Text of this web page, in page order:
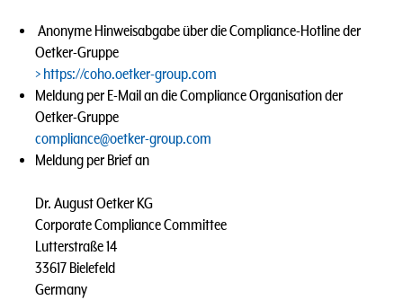
Anonyme Hinweisabgabe über die Compliance-Hotline der
Oetker-Gruppe
https://coho.oetker-group.com
Meldung per E-Mail an die Compliance Organisation der
Oetker-Gruppe
compliance@oetker-group.com
Meldung per Brief an
Dr. August Oetker KG
Corporate Compliance Committee
Lutterstraße 14
33617 Bielefeld
Germany